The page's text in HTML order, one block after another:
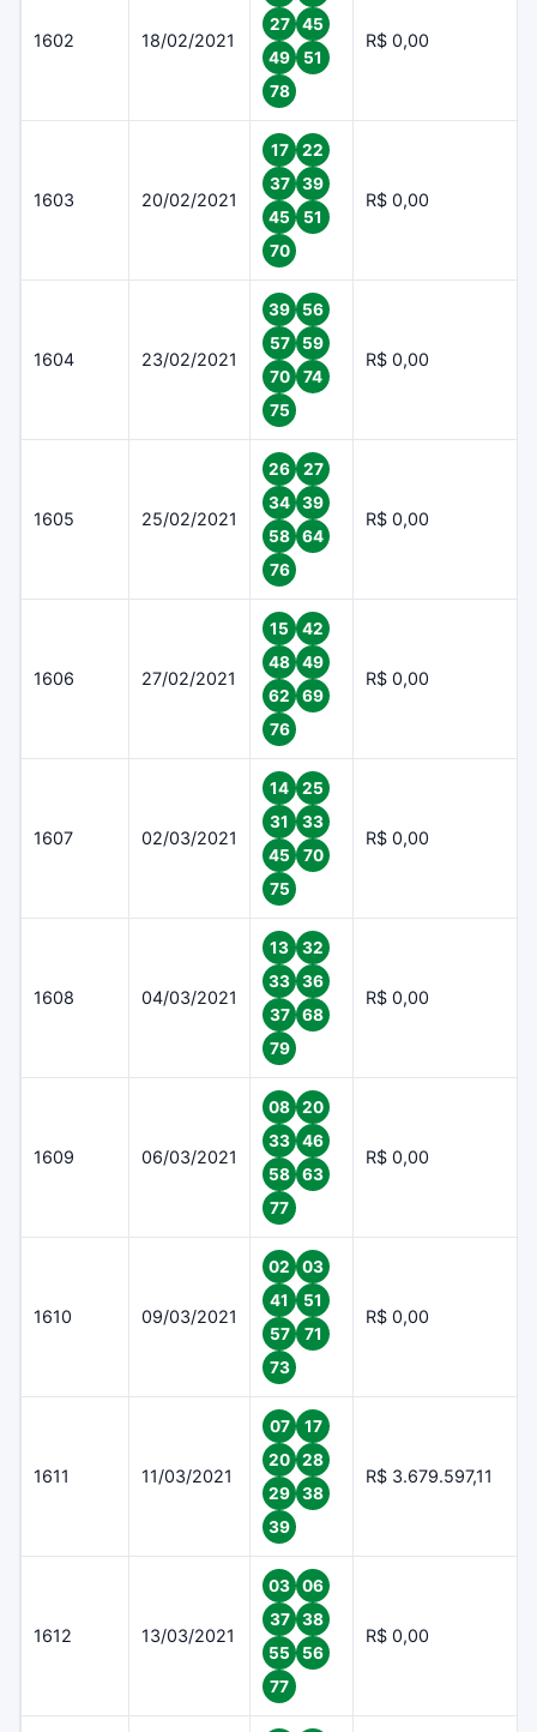
1602 18/02/2021
27
45
49
51
78
R$ 0,00
1603 20/02/2021
17
22
37
39
45
51
70
R$ 0,00
1604 23/02/2021
39
56
57
59
70
74
75
R$ 0,00
1605 25/02/2021
26
27
34
39
58
64
76
R$ 0,00
1606 27/02/2021
15
42
48
49
62
69
76
R$ 0,00
1607 02/03/2021
14
25
31
33
45
70
75
R$ 0,00
1608 04/03/2021
13
32
33
36
37
68
79
R$ 0,00
1609 06/03/2021
08
20
33
46
58
63
77
R$ 0,00
1610 09/03/2021
02
03
41
51
57
71
73
R$ 0,00
1611 11/03/2021
07
17
20
28
29
38
39
R$ 3.679.597,11
1612 13/03/2021
03
06
37
38
55
56
77
R$ 0,00